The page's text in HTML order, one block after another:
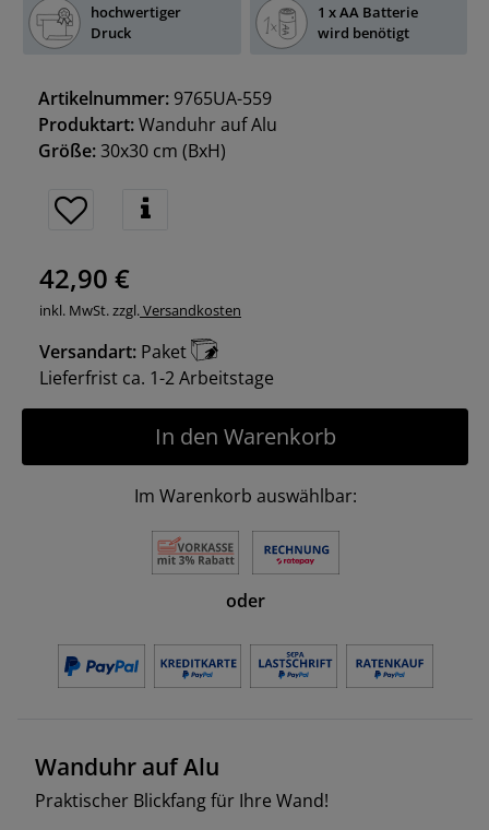
hochwertiger
Druck
1 x AA Batterie
wird benötigt
Artikelnummer: 9765UA-559
Produktart:Wanduhr auf Alu
Größe:30x30 cm (BxH)
42,90 €
inkl. MwSt. zzgl. Versandkosten
Versandart: Paket
Lieferfrist ca. 1-2 Arbeitstage
In den Warenkorb
Im Warenkorb auswählbar:
oder
Wanduhr auf Alu
Praktischer Blickfang für Ihre Wand!